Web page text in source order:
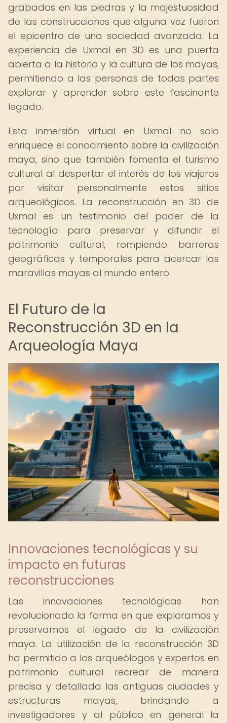
grabados en las piedras y la majestuosidad
de las construcciones que alguna vez fueron
el epicentro de una sociedad avanzada. La
experiencia de Uxmal en 3D es una puerta
abierta a la historia y la cultura de los mayas,
permitiendo a las personas de todas partes
explorar y aprender sobre este fascinante
legado.
Esta inmersión virtual en Uxmal no solo
enriquece el conocimiento sobre la civilización
maya, sino que también fomenta el turismo
cultural al despertar el interés de los viajeros
por visitar personalmente estos sitios
arqueológicos. La reconstrucción en 3D de
Uxmal es un testimonio del poder de la
tecnología para preservar y difundir el
patrimonio cultural, rompiendo barreras
geográficas y temporales para acercar las
maravillas mayas al mundo entero.
El Futuro de la
Reconstrucción 3D en la
Arqueología Maya
Innovaciones tecnológicas y su
impacto en futuras
reconstrucciones
Las innovaciones tecnológicas han
revolucionado la forma en que exploramos y
preservamos el legado de la civilización
maya. La utilización de la reconstrucción 3D
ha permitido a los arqueólogos y expertos en
patrimonio cultural recrear de manera
precisa y detallada las antiguas ciudades y
estructuras mayas, brindando a
investigadores y al público en general la